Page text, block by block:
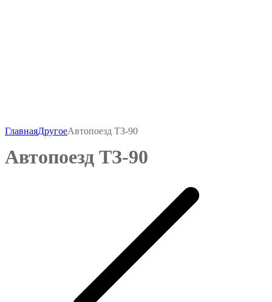
ГлавнаяДругоеАвтопоезд ТЗ-90
Автопоезд ТЗ-90